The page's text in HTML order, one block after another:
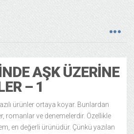
AŞK ÜZERINE
– 1
ürünler ortaya koyar. Bunlardan
romanlar ve denemelerdir. Özellikle
en değerli ürünüdür. Çünkü yazılan